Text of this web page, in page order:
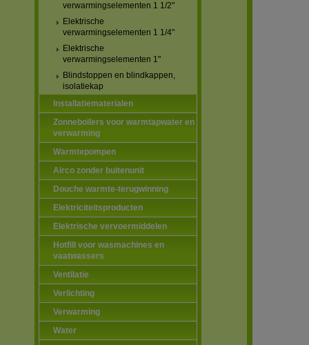
verwarmingselementen 1 1/2"
Elektrische
verwarmingselementen 1 1/4"
Elektrische
verwarmingselementen 1"
Blindstoppen en blindkappen,
isolatiekap
Installatiematerialen
Zonneboilers voor warmtapwater en
verwarming
Warmtepompen
Airco zonder buitenunit
Douche warmte-terugwinning
Elektriciteitsproducten
Elektrische vervoermiddelen
Hotfill voor wasmachines en
vaatwassers
Ventilatie
Verlichting
Verwarming
Water